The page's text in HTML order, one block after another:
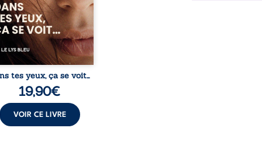
Des années plus
alors qu’elle s’apprête à ...
tes yeux, ça se voit…
19,90€
VOIR CE LIVRE